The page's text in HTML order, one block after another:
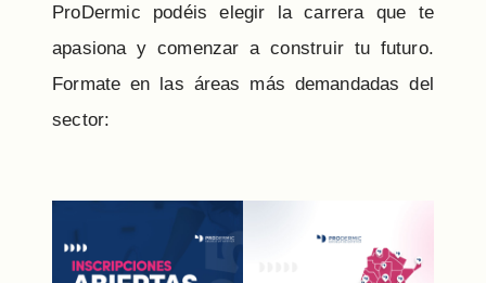
ProDermic podéis elegir la carrera que te
apasiona y comenzar a construir tu futuro.
Formate en las áreas más demandadas del
sector: